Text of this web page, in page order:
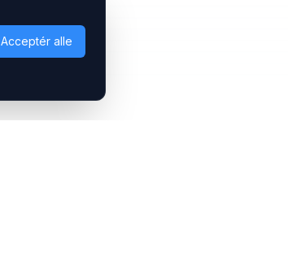
Acceptér alle